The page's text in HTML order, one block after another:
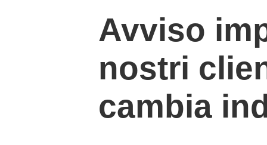
Avviso
nostri
cambia